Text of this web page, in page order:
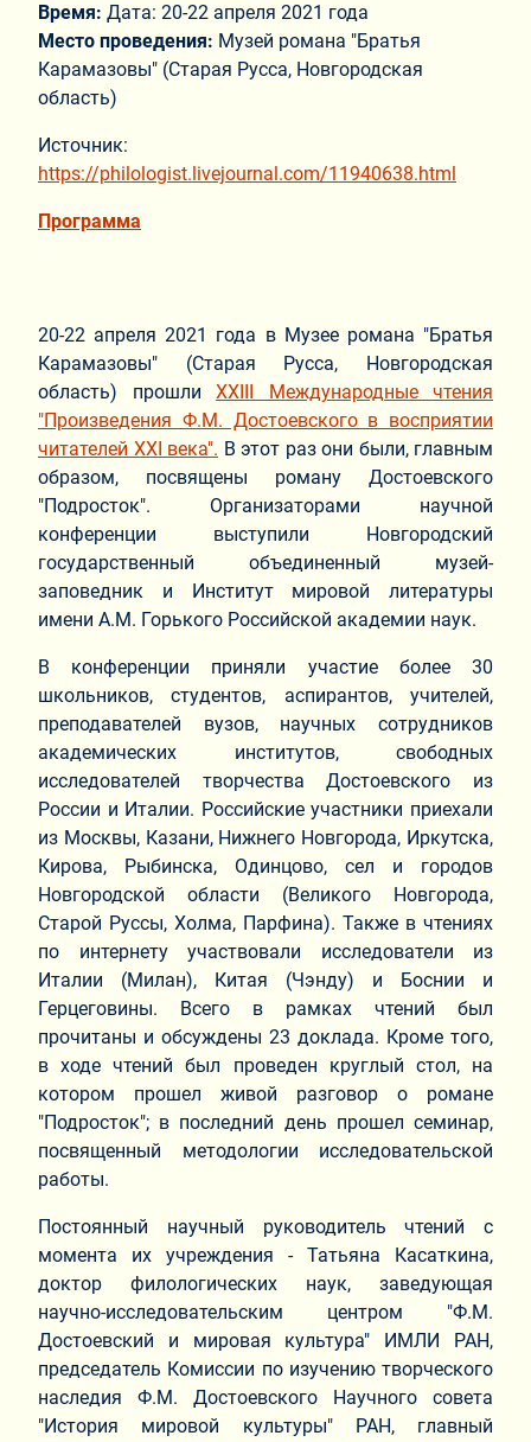
Время: Дата: 20-22 апреля 2021 года
Место проведения: Музей романа "Братья
Карамазовы" (Старая Русса, Новгородская
область)
Источник:
https://philologist.livejournal.com/11940638.html
Программа
20-22 апреля 2021 года в Музее романа "Братья
Карамазовы" (Старая Русса, Новгородская
область) прошли ХХIII Международные чтения
"Произведения Ф.М. Достоевского в восприятии
читателей XXI века". В этот раз они были, главным
образом, посвящены роману Достоевского
"Подросток". Организаторами научной
конференции выступили Новгородский
государственный объединенный музей-
заповедник и Институт мировой литературы
имени А.М. Горького Российской академии наук.
В конференции приняли участие более 30
школьников, студентов, аспирантов, учителей,
преподавателей вузов, научных сотрудников
академических институтов, свободных
исследователей творчества Достоевского из
России и Италии. Российские участники приехали
из Москвы, Казани, Нижнего Новгорода, Иркутска,
Кирова, Рыбинска, Одинцово, сел и городов
Новгородской области (Великого Новгорода,
Старой Руссы, Холма, Парфина). Также в чтениях
по интернету участвовали исследователи из
Италии (Милан), Китая (Чэнду) и Боснии и
Герцеговины. Всего в рамках чтений был
прочитаны и обсуждены 23 доклада. Кроме того,
в ходе чтений был проведен круглый стол, на
котором прошел живой разговор о романе
"Подросток"; в последний день прошел семинар,
посвященный методологии исследовательской
работы.
Постоянный научный руководитель чтений с
момента их учреждения - Татьяна Касаткина,
доктор филологических наук, заведующая
научно-исследовательским центром "Ф.М.
Достоевский и мировая культура" ИМЛИ РАН,
председатель Комиссии по изучению творческого
наследия Ф.М. Достоевского Научного совета
"История мировой культуры" РАН, главный